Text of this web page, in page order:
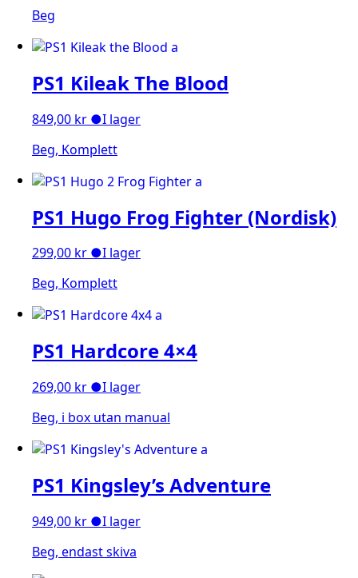
Beg
PS1 Kileak The Blood
849,00 kr ●I lager
Beg, Komplett
PS1 Hugo Frog Fighter (Nordisk)
299,00 kr ●I lager
Beg, Komplett
PS1 Hardcore 4×4
269,00 kr ●I lager
Beg, i box utan manual
PS1 Kingsley’s Adventure
949,00 kr ●I lager
Beg, endast skiva